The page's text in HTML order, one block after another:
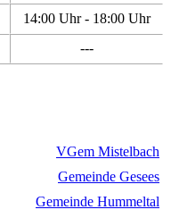
14:00 Uhr - 18:00 Uhr
---
VGem Mistelbach
Gemeinde Gesees
Gemeinde Hummeltal